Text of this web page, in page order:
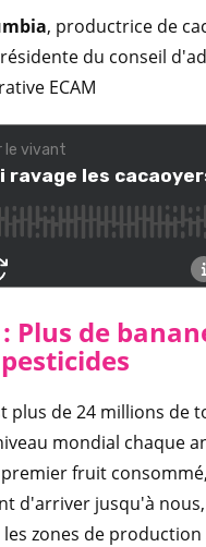
, productrice de
du conseil
ECAM
Plus de
plus de 24 millions de
mondial chaque
fruit
d'arriver jusqu'à
les zones de